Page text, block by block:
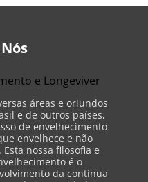
áreas e oriundos
e de outros países,
de envelhecimento
envelhece e não
nossa filosofia e
é o
da contínua